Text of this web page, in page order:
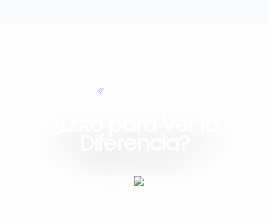
EDICIÓN SENCILLA
No dejes que la mala calidad arruine tus